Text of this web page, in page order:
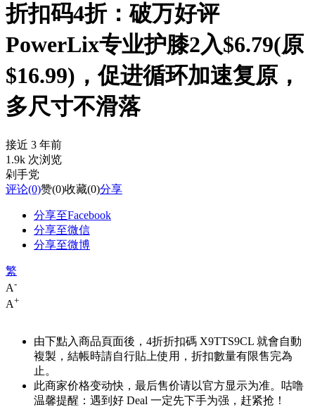
折扣码4折：破万好评
PowerLix专业护膝2入$6.79(原
$16.99)，促进循环加速复原，
多尺寸不滑落
接近 3 年前
1.9k 次浏览
剁手党
评论(0)赞(0)收藏(0)分享
分享至Facebook
分享至微信
分享至微博
繁
A-
A+
由下點入商品頁面後，4折折扣碼 X9TTS9CL 就會自動
複製，結帳時請自行貼上使用，折扣數量有限售完為
止。
此商家价格变动快，最后售价请以官方显示为准。咕噜
温馨提醒：遇到好 Deal 一定先下手为强，赶紧抢！